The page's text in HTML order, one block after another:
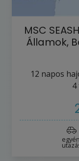
MSC
Államok,
12 napos
4